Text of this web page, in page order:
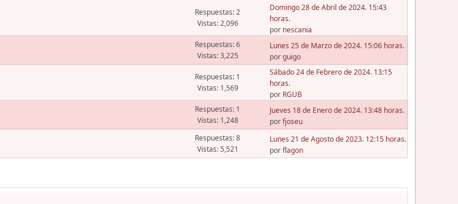
Respuestas: 2
Vistas: 2,096
Domingo 28 de Abril de 2024. 15:43
horas.
por nescania
Respuestas: 6
Vistas: 3,225
Lunes 25 de Marzo de 2024. 15:06 horas.
porguigo
Respuestas: 1
Vistas: 1,569
Sábado 24 de Febrero de 2024. 13:15
horas.
por RGUB
Respuestas: 1
Vistas: 1,248
Jueves 18 de Enero de 2024. 13:48 horas.
porfjoseu
Respuestas: 8
Vistas: 5,521
Lunes 21 de Agosto de 2023. 12:15 horas.
porflagon